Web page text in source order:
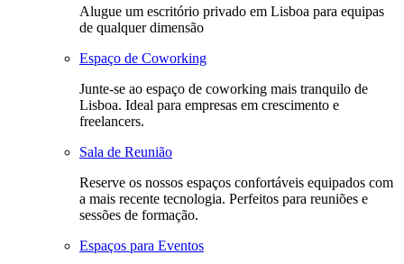
Alugue um escritório privado em Lisboa para equipas
de qualquer dimensão
Espaço de Coworking
Junte-se ao espaço de coworking mais tranquilo de
Lisboa. Ideal para empresas em crescimento e
freelancers.
Sala de Reunião
Reserve os nossos espaços confortáveis equipados com
a mais recente tecnologia. Perfeitos para reuniões e
sessões de formação.
Espaços para Eventos